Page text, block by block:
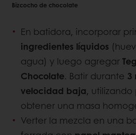
Bizcocho de chocolate
En batidora, incorporar
ingredientes líquidos
agua) y luego agregar
Chocolate. Batir durante 3
velocidad baja,
obtener una masa
Verter la mezcla en una